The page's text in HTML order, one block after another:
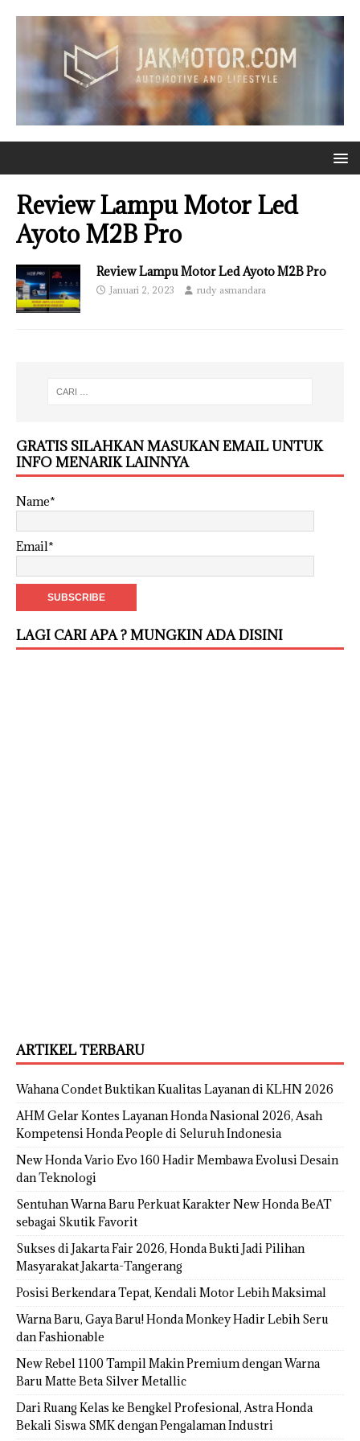
Review Lampu Motor Led
Ayoto M2B Pro
Review Lampu Motor Led Ayoto M2B Pro
Januari 2, 2023 rudy asmandara
GRATIS SILAHKAN MASUKAN EMAIL UNTUK
INFO MENARIK LAINNYA
Name*
Email*
LAGI CARI APA ? MUNGKIN ADA DISINI
ARTIKEL TERBARU
Wahana Condet Buktikan Kualitas Layanan di KLHN 2026
AHM Gelar Kontes Layanan Honda Nasional 2026, Asah
Kompetensi Honda People di Seluruh Indonesia
New Honda Vario Evo 160 Hadir Membawa Evolusi Desain
dan Teknologi
Sentuhan Warna Baru Perkuat Karakter New Honda BeAT
sebagai Skutik Favorit
Sukses di Jakarta Fair 2026, Honda Bukti Jadi Pilihan
Masyarakat Jakarta-Tangerang
Posisi Berkendara Tepat, Kendali Motor Lebih Maksimal
Warna Baru, Gaya Baru! Honda Monkey Hadir Lebih Seru
dan Fashionable
New Rebel 1100 Tampil Makin Premium dengan Warna
Baru Matte Beta Silver Metallic
Dari Ruang Kelas ke Bengkel Profesional, Astra Honda
Bekali Siswa SMK dengan Pengalaman Industri